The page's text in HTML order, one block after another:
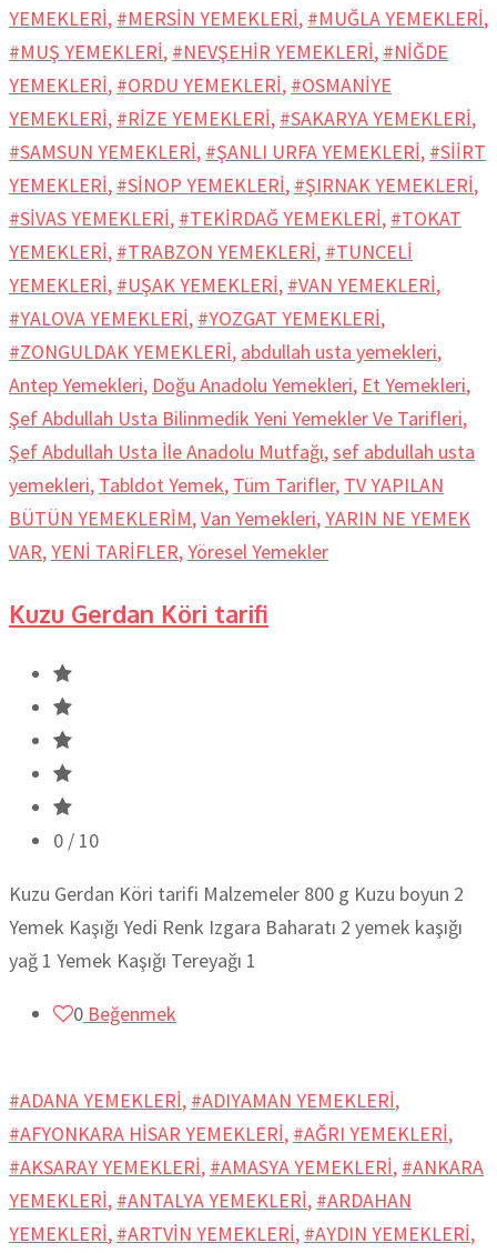
YEMEKLERİ, #MERSİN YEMEKLERİ, #MUĞLA YEMEKLERİ,
#MUŞ YEMEKLERİ, #NEVŞEHİR YEMEKLERİ, #NİĞDE
YEMEKLERİ, #ORDU YEMEKLERİ, #OSMANİYE
YEMEKLERİ, #RİZE YEMEKLERİ, #SAKARYA YEMEKLERİ,
#SAMSUN YEMEKLERİ, #ŞANLI URFA YEMEKLERİ, #SİİRT
YEMEKLERİ, #SİNOP YEMEKLERİ, #ŞIRNAK YEMEKLERİ,
#SİVAS YEMEKLERİ, #TEKİRDAĞ YEMEKLERİ, #TOKAT
YEMEKLERİ, #TRABZON YEMEKLERİ, #TUNCELİ
YEMEKLERİ, #UŞAK YEMEKLERİ, #VAN YEMEKLERİ,
#YALOVA YEMEKLERİ, #YOZGAT YEMEKLERİ,
#ZONGULDAK YEMEKLERİ, abdullah usta yemekleri,
Antep Yemekleri, Doğu Anadolu Yemekleri, Et Yemekleri,
Şef Abdullah Usta Bilinmedik Yeni Yemekler Ve Tarifleri,
Şef Abdullah Usta İle Anadolu Mutfağı,sef abdullah usta
yemekleri, Tabldot Yemek, Tüm Tarifler, TV YAPILAN
BÜTÜN YEMEKLERİM,Van Yemekleri,YARIN NE YEMEK
VAR,YENİ TARİFLER,Yöresel Yemekler
Kuzu Gerdan Köri tarifi
0 / 10
Kuzu Gerdan Köri tarifi Malzemeler 800 g Kuzu boyun 2
Yemek Kaşığı Yedi Renk Izgara Baharatı 2 yemek kaşığı
yağ 1 Yemek Kaşığı Tereyağı 1
0 Beğenmek
#ADANA YEMEKLERİ, #ADIYAMAN YEMEKLERİ,
#AFYONKARA HİSAR YEMEKLERİ, #AĞRI YEMEKLERİ,
#AKSARAY YEMEKLERİ, #AMASYA YEMEKLERİ, #ANKARA
YEMEKLERİ, #ANTALYA YEMEKLERİ, #ARDAHAN
YEMEKLERİ, #ARTVİN YEMEKLERİ, #AYDIN YEMEKLERİ,